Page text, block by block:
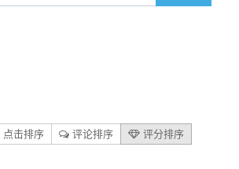
点击排序 评论排序
评分排序